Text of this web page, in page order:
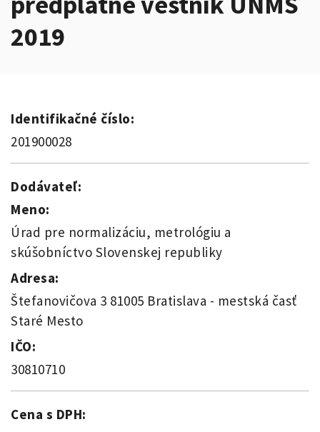
2019
Identifikačné číslo:
201900028
Dodávateľ:
Meno:
Úrad pre normalizáciu, metrológiu a
skúšobníctvo Slovenskej republiky
Adresa:
Štefanovičova 3 81005 Bratislava - mestská časť
Staré Mesto
IČO:
30810710
Cena s DPH: